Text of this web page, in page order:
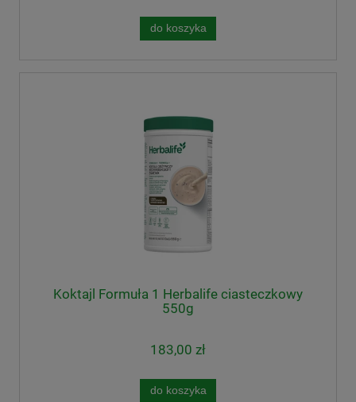
do koszyka
Koktajl Formuła 1 Herbalife ciasteczkowy
550g
183,00 zł
do koszyka